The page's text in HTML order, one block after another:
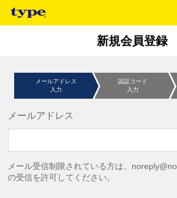
新規会員登録
メールアドレス
入力
認証コード
入力
メールアドレス
メール受信制限されている方は、
の受信を許可してください。